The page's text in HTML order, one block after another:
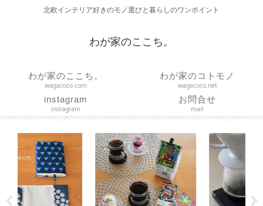
北欧インテリア好きのモノ選びと暮らしのワンポイント
わが家のここち。
わが家のここち。
wagacoco.com
わが家のコトモノ
wagacoco.net
instagram
instagram
お問合せ
mail